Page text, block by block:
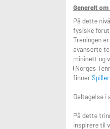
Medlemskap
•Valgfritt
•Fordeler
•
•
Praktisk
Generelt
På dette
fysiske
Treningen
avanserte
mininett og
(Norges
finner
Deltagelse i
På dette
inspirere til